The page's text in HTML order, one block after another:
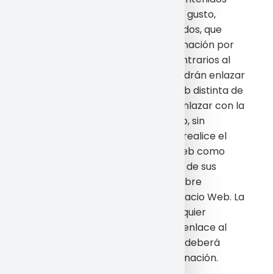
que puedan considerarse de mal gusto,
obscenos, ofensivos, controvertidos, que
inciten a la violencia o la discriminación por
razón de sexo, raza o religión, contrarios al
orden público o ilícitos; (iii) no podrán enlazar
a ninguna página del Espacio Web distinta de
la página principal; (iv) deberá enlazar con la
propia dirección del Espacio Web, sin
permitir que el Espacio web que realice el
enlace reproduzca el Espacio Web como
parte de su web o dentro de uno de sus
“frames” o crear un “browser” sobre
cualquiera de las páginas del Espacio Web. La
empresa podrá solicitar, en cualquier
momento, que elimine cualquier enlace al
Espacio Web, después de lo cual deberá
proceder de inmediato a su eliminación.